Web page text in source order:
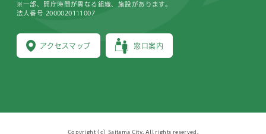
アクセスマップ 窓口案内
※一部、開庁時間が異なる組織、施設があります。
法人番号 2000020111007
Copyright (c) Saitama City, All rights reserved.